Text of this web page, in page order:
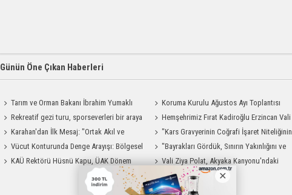
Günün Öne Çıkan Haberleri
Tarım ve Orman Bakanı İbrahim Yumaklı
Kars'a Geliyor
Koruma Kurulu Ağustos Ayı Toplantısı
Yapıldı
Rekreatif gezi turu, sporseverleri bir araya
getirdi
Hemşehrimiz Fırat Kadiroğlu Erzincan Vali
Yardımcılığına Atandı
Karahan'dan İlk Mesaj: "Ortak Akıl ve
Dayanışmayla Çalışacağız"
"Kars Gravyerinin Coğrafi İşaret Niteliğinin
Güçlendirilmesi Projesi"
Vücut Konturunda Denge Arayışı: Bölgesel
Yağ Alma Sürecinin Tüm Aşamaları
"Bayrakları Gördük, Sınırın Yakınlığını ve
Uzaklığını Aynı Anda Hissettik"
KAÜ Rektörü Hüsnü Kapu, ÜAK Dönem
Vali Ziya Polat, Akyaka Kanyonu'ndaki
Rafting Heyecanına Katıldı